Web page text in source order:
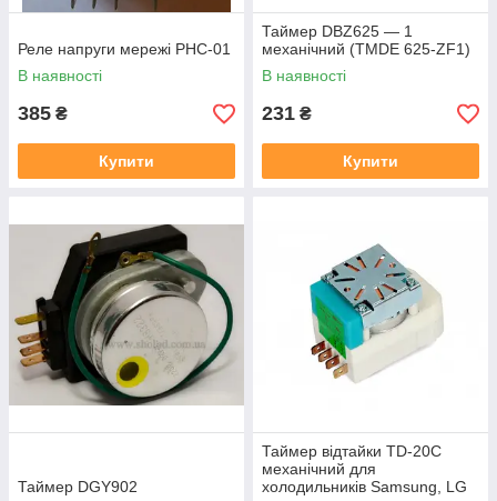
Реле напруги мережі РНС-01
В наявності
385 ₴
Купити
Таймер DBZ625 — 1
механічний (TMDE 625-ZF1)
В наявності
231 ₴
Купити
Таймер DGY902
Таймер відтайки TD-20C
механічний для
холодильників Samsung, LG